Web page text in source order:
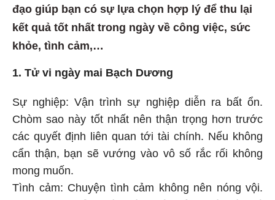
đạo giúp bạn có sự lựa chọn hợp lý để thu lại
kết quả tốt nhất trong ngày về công việc, sức
khỏe, tình cảm,…
1. Tử vi ngày mai Bạch Dương
Sự nghiệp: Vận trình sự nghiệp diễn ra bất ổn.
Chòm sao này tốt nhất nên thận trọng hơn trước
các quyết định liên quan tới tài chính. Nếu không
cẩn thận, bạn sẽ vướng vào vô số rắc rối không
mong muốn.
Tình cảm: Chuyện tình cảm không nên nóng vội.